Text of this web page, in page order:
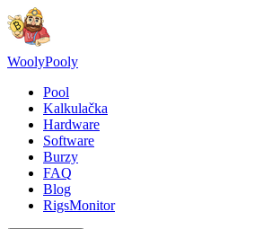
WoolyPooly
Pool
Kalkulačka
Hardware
Software
Burzy
FAQ
Blog
RigsMonitor